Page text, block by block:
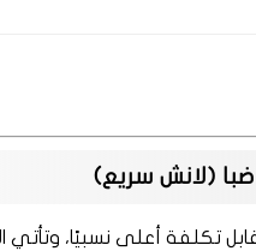
ضبا (لانش سريع)
تكلفة أعلى نسبيًا، وتأتي